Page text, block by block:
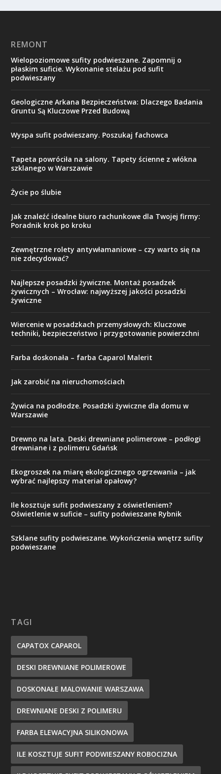
REMONT
Wielopoziomowe sufity podwieszane. Zapomnij o
płaskim suficie. Wykonanie stelażu pod sufit
podwieszany
Geologiczne Arkana Bezpieczeństwa: Dlaczego Badania
Gruntu Są Kluczowe Przed Budową
Wyspa sufit podwieszany. Poszukaj fachowca
Tapeta powróciła na salony. Tapety ścienne z włókna
szklanego w Warszawie
Życie po ślubie
Jak znaleźć idealne biuro rachunkowe dla Twojej firmy:
Poradnik krok po kroku
Zewnętrzne rolety antywłamaniowe – czy warto się na
nie zdecydować?
Najlepsze posadzki żywiczne. Montaż posadzek
żywicznych – Wrocław: najwyższej jakości posadzki
żywiczne
Wiercenie w posadzkach przemysłowych: Kluczowe
techniki, bezpieczeństwo i przygotowanie powierzchni
Farba doskonała – farba Caparol Malerit
Jak zarobić na nieruchomościach
Żywica na podłodze. Posadzki żywiczne dla domu w
Warszawie
Drewno na lata. Deski drewniane polimerowe – podłogi
drewniane i z polimeru Gdańsk
Ekogroszek na miarę ekologicznego ogrzewania – jak
wybrać najlepszy materiał opałowy?
Ile kosztuje sufit podwieszany z oświetleniem?
Oświetlenie w suficie – sufity podwieszane Rybnik
Szklane sufity podwieszane. Wykończenia wnętrz sufity
podwieszane
TAGI
CAPATOX CAPAROL
DESKI DREWNIANE POLIMEROWE
DOSKONAŁE MALOWANIE WARSZAWA
DREWNIANE DESKI Z POLIMERU
FARBA ELEWACYJNA SILIKONOWA
ILE KOSZTUJE SUFIT PODWIESZANY ROBOCIZNA